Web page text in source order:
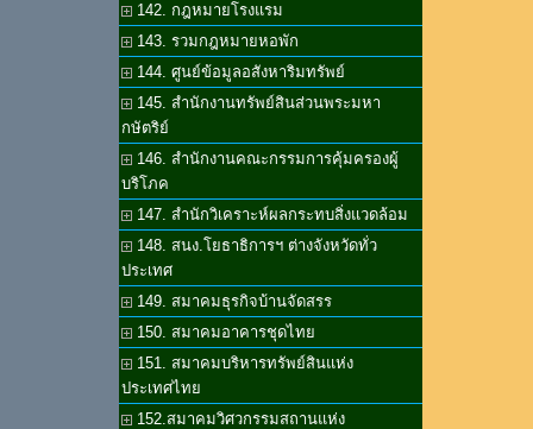
142. กฎหมายโรงแรม
143. รวมกฎหมายหอพัก
144. ศูนย์ข้อมูลอสังหาริมทรัพย์
145. สำนักงานทรัพย์สินส่วนพระมหา
กษัตริย์
146. สำนักงานคณะกรรมการคุ้มครองผู้
บริโภค
147. สำนักวิเคราะห์ผลกระทบสิ่งแวดล้อม
148. สนง.โยธาธิการฯ ต่างจังหวัดทั่ว
ประเทศ
149. สมาคมธุรกิจบ้านจัดสรร
150. สมาคมอาคารชุดไทย
151. สมาคมบริหารทรัพย์สินแห่ง
ประเทศไทย
152.สมาคมวิศวกรรมสถานแห่ง